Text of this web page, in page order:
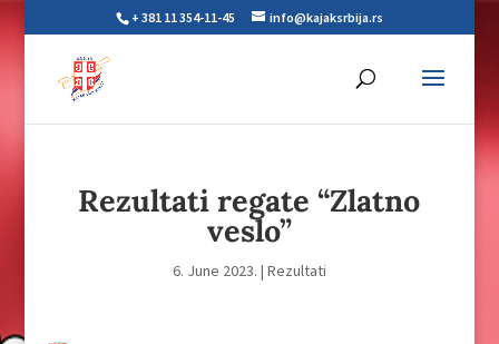
+ 381 11 354-11-45 info@kajaksrbija.rs
Rezultati regate “Zlatno
veslo”
6. June 2023. | Rezultati